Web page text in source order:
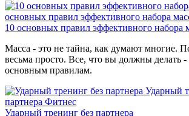
основных правил эффективного набора
10 основных правил эффективного набора
Масса - это не тайна, как думают многие.
весьма просто. Все, что вы должны делать -
основным правилам.
Ударный
партнера Фитнес
Ударный тренинг без партнера